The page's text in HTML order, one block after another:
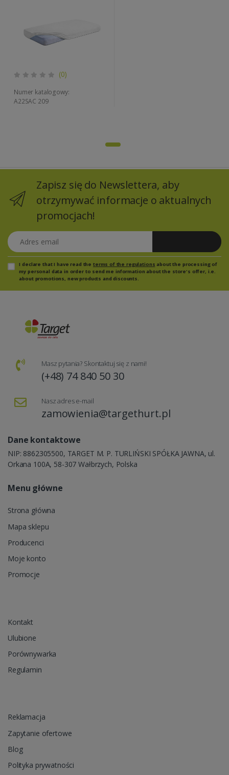
(0)
Numer katalogowy:
A22SAC 209
Zapisz się do Newslettera, aby
otrzymywać informacje o aktualnych
promocjach!
Adres email
I declare that I have read the terms of the regulations about the processing of
my personal data in order to send me information about the store's offer, i.e.
about promotions, new products and discounts.
Masz pytania? Skontaktuj się z nami!
(+48) 74 840 50 30
Nasz adres e-mail
zamowienia@targethurt.pl
Dane kontaktowe
NIP: 8862305500, TARGET M. P. TURLIŃSKI SPÓŁKA JAWNA, ul.
Orkana 100A, 58-307 Wałbrzych, Polska
Menu główne
Strona główna
Mapa sklepu
Producenci
Moje konto
Promocje
Kontakt
Ulubione
Porównywarka
Regulamin
Reklamacja
Zapytanie ofertowe
Blog
Polityka prywatności